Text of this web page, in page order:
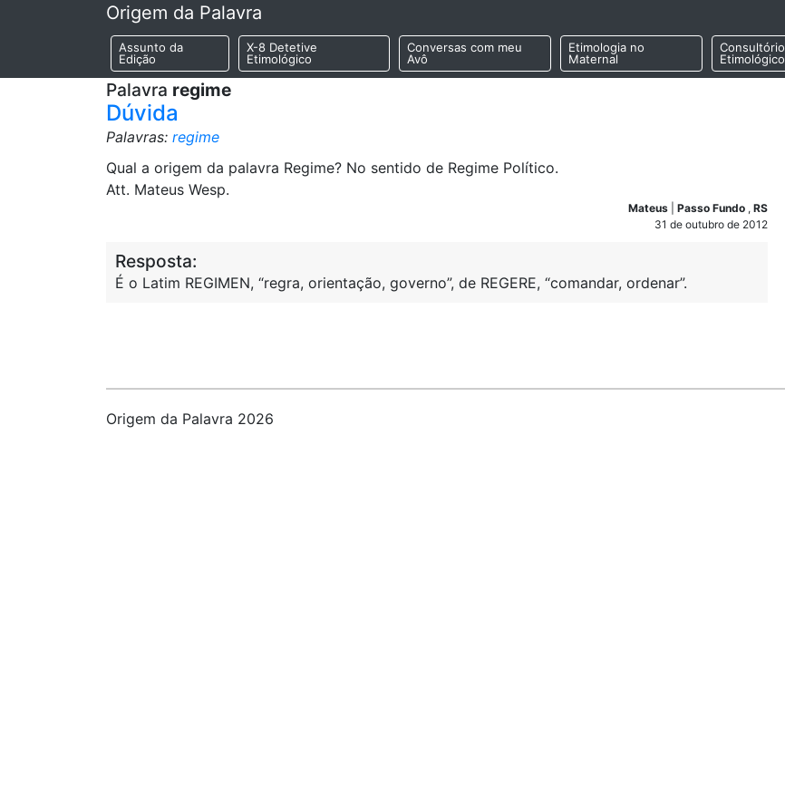
Origem da Palavra
Assunto da
Edição
X-8 Detetive
Etimológico
Conversas com meu
Avô
Etimologia no
Maternal
Consultório
Etimológico
Palavra regime
Dúvida
Palavras: regime
Qual a origem da palavra Regime? No sentido de Regime Político.
Att. Mateus Wesp.
Mateus Passo Fundo , RS
31 de outubro de 2012
Resposta:
É o Latim REGIMEN, “regra, orientação, governo”, de REGERE, “comandar, ordenar”.
Origem da Palavra 2026